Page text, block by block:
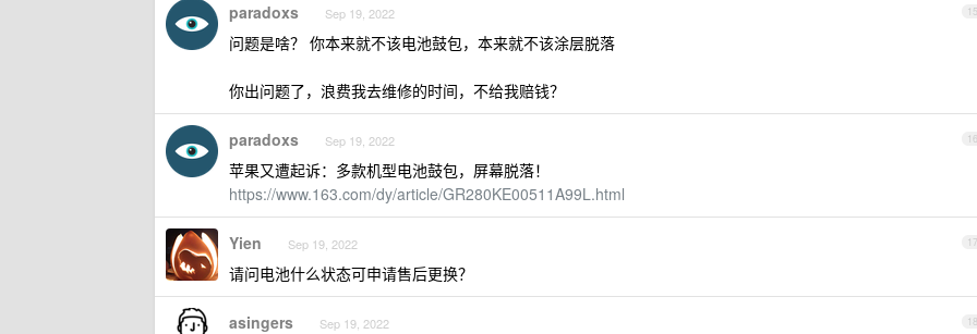
15
paradoxs Sep 19, 2022
问题是啥？ 你本来就不该电池鼓包，本来就不该涂层脱落
你出问题了，浪费我去维修的时间，不给我赔钱？
16
paradoxs Sep 19, 2022
苹果又遭起诉：多款机型电池鼓包，屏幕脱落！
https://www.163.com/dy/article/GR280KE00511A99L.html
17
Yien Sep 19, 2022
请问电池什么状态可申请售后更换？
18
asingers Sep 19, 2022